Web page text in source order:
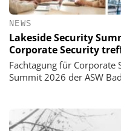
NEWS
Lakeside Security
Corporate Security
Fachtagung für Corporate
Summit 2026 der ASW